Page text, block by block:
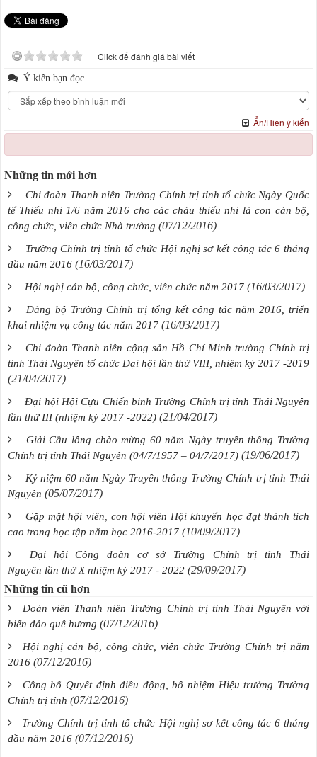
Click để đánh giá bài viết
Ý kiến bạn đọc
Ẩn/Hiện ý kiến
Những tin mới hơn
Chi đoàn Thanh niên Trường Chính trị tỉnh tổ chức Ngày Quốc
tế Thiếu nhi 1/6 năm 2016 cho các cháu thiếu nhi là con cán bộ,
công chức, viên chức Nhà trường (07/12/2016)
Trường Chính trị tỉnh tổ chức Hội nghị sơ kết công tác 6 tháng
đầu năm 2016 (16/03/2017)
Hội nghị cán bộ, công chức, viên chức năm 2017 (16/03/2017)
Đảng bộ Trường Chính trị tổng kết công tác năm 2016, triển
khai nhiệm vụ công tác năm 2017 (16/03/2017)
Chi đoàn Thanh niên cộng sản Hồ Chí Minh trường Chính trị
tỉnh Thái Nguyên tổ chức Đại hội lần thứ VIII, nhiệm kỳ 2017 -2019
(21/04/2017)
Đại hội Hội Cựu Chiến binh Trường Chính trị tỉnh Thái Nguyên
lần thứ III (nhiệm kỳ 2017 -2022) (21/04/2017)
Giải Cầu lông chào mừng 60 năm Ngày truyền thống Trường
Chính trị tỉnh Thái Nguyên (04/7/1957 – 04/7/2017) (19/06/2017)
Kỷ niệm 60 năm Ngày Truyền thống Trường Chính trị tỉnh Thái
Nguyên (05/07/2017)
Gặp mặt hội viên, con hội viên Hội khuyến học đạt thành tích
cao trong học tập năm học 2016-2017 (10/09/2017)
Đại hội Công đoàn cơ sở Trường Chính trị tỉnh Thái
Nguyên lần thứ X nhiệm kỳ 2017 - 2022 (29/09/2017)
Những tin cũ hơn
Đoàn viên Thanh niên Trường Chính trị tỉnh Thái Nguyên với
biển đảo quê hương (07/12/2016)
Hội nghị cán bộ, công chức, viên chức Trường Chính trị năm
2016 (07/12/2016)
Công bố Quyết định điều động, bổ nhiệm Hiệu trưởng Trường
Chính trị tỉnh (07/12/2016)
Trường Chính trị tỉnh tổ chức Hội nghị sơ kết công tác 6 tháng
đầu năm 2016 (07/12/2016)